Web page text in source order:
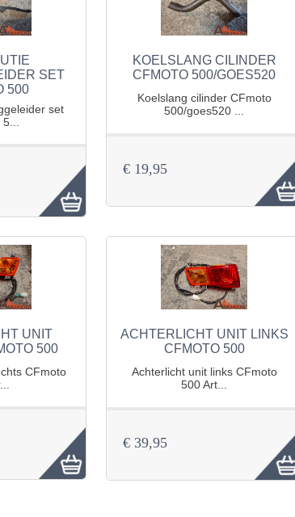
SET
500
set
KOELSLANG CILINDER
CFMOTO 500/GOES520
Koelslang cilinder CFmoto
500/goes520 ...
€ 19,95
UNIT
500
CFmoto
ACHTERLICHT UNIT LINKS
CFMOTO 500
Achterlicht unit links CFmoto
500 Art...
€ 39,95